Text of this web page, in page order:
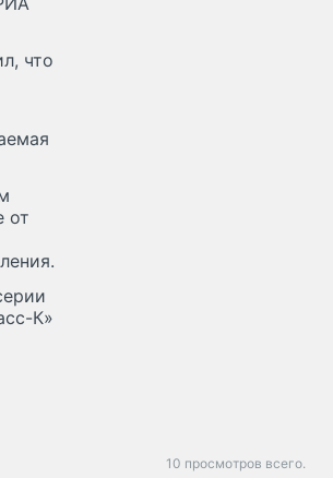
что
от
К»
10 просмотров всего.